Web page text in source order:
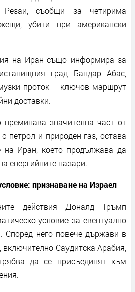
съобщи за четирима
убити при американски
на Иран също информира за
град Бандар Абас,
проток – ключов маршрут
доставки.
преминава значителна част от
петрол и природен газ, остава
на Иран, което продължава да
енергийните пазари.
признаване на Израел
действия Доналд Тръмп
условие за евентуално
Според него повече държави в
включително Саудитска Арабия,
да се присъединят към